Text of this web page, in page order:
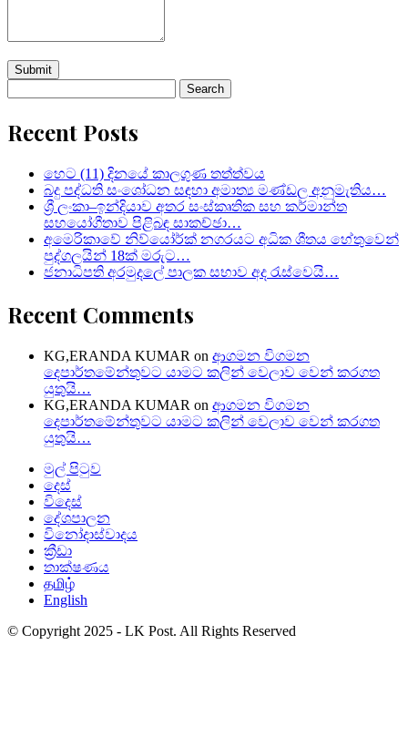
for:
Recent Posts
හෙට (11) දිනයේ කාලගුණ තත්ත්වය
බදු පද්ධති සංශෝධන සඳහා අමාත්‍ය මණ්ඩල අනුමැතිය…
ශ්‍රී ලංකා–ඉන්දියාව අතර සංස්කෘතික සහ කර්මාන්ත
සහයෝගීතාව පිළිබඳ සාකච්ඡා…
අමෙරිකාවේ නිව්යෝර්ක් නගරයට අධික ශීතය හේතුවෙන්
පුද්ගලයින් 18ක් මරුට…
ජනාධිපති අරමුදලේ පාලක සභාව අද රැස්වෙයි…
Recent Comments
KG,ERANDA KUMAR on ආගමන විගමන
දෙපාර්තමේන්තුවට යාමට කලින් වෙලාව වෙන් කරගත
යුතුයි…
KG,ERANDA KUMAR on ආගමන විගමන
දෙපාර්තමේන්තුවට යාමට කලින් වෙලාව වෙන් කරගත
යුතුයි…
මුල් පිටුව
දෙස්
විදෙස්
දේශපාලන
විනෝදාස්වාදය
ක්‍රීඩා
තාක්ෂණය
தமிழ்
English
© Copyright 2025 - LK Post. All Rights Reserved